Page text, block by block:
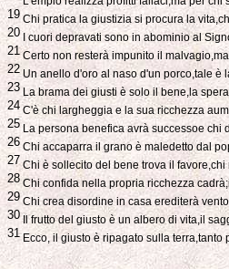
19 Chi pratica la giustizia si procura la
20 I cuori depravati sono in abominio al
21Certo non resterà impunito il
22Un anello d'oro al naso d'un porco,tale è
23La brama dei giusti è solo il bene,la
24 C'è chi largheggia e la sua ricchezza
25 La persona benefica avrà successoe chi
26Chi accaparra il grano è maledetto dal
27Chi è sollecito del bene trova il
28 Chi confida nella propria ricchezza
29 Chi crea disordine in casa erediterà
30Il frutto del giusto è un albero di vita,il
31Ecco, il giusto è ripagato sulla terra,tanto